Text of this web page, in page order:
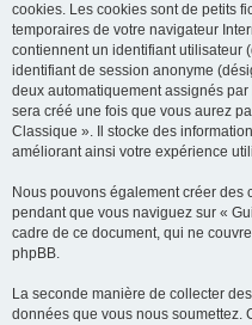
cookies. Les cookies sont de petits
temporaires de votre navigateur
contiennent un identifiant utilisateur
identifiant de session anonyme
deux automatiquement assignés
sera créé une fois que vous aurez
Classique ». Il stocke des
améliorant ainsi votre expérience
Nous pouvons également créer
pendant que vous naviguez sur «
cadre de ce document, qui ne
phpBB.
La seconde manière de collecter
données que vous nous soumettez.